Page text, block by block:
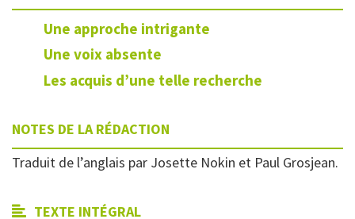
Une approche intrigante
Une voix absente
Les acquis d’une telle recherche
NOTES DE LA RÉDACTION
Traduit de l’anglais par Josette Nokin et Paul Grosjean.
TEXTE INTÉGRAL